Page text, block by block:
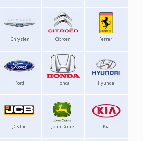
Chrysler Citroen Ferrari
Ford Honda Hyundai
JCB Inc. John Deere Kia